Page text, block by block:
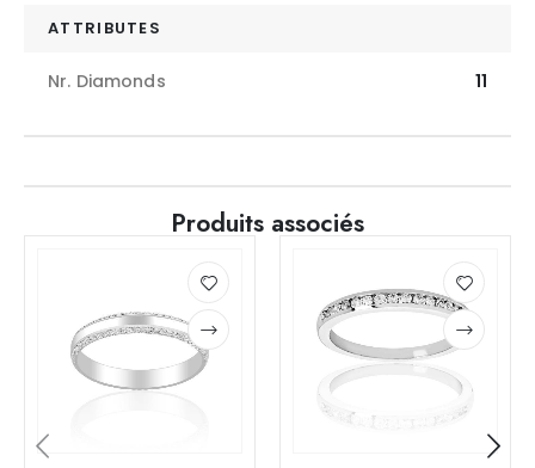
ATTRIBUTES
Nr. Diamonds 11
Produits associés